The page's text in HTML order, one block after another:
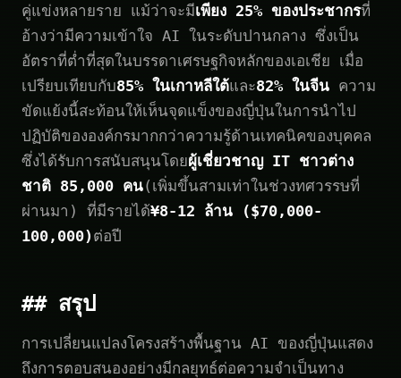
คู่แข่งหลายราย แม้ว่าจะมีเพียง 25% ของประชากรที่
อ้างว่ามีความเข้าใจ AI ในระดับปานกลาง ซึ่งเป็น
อัตราที่ต่ำที่สุดในบรรดาเศรษฐกิจหลักของเอเชีย เมื่อ
เปรียบเทียบกับ85% ในเกาหลีใต้และ82% ในจีน ความ
ขัดแย้งนี้สะท้อนให้เห็นจุดแข็งของญี่ปุ่นในการนำไป
ปฏิบัติขององค์กรมากกว่าความรู้ด้านเทคนิคของบุคคล
ซึ่งได้รับการสนับสนุนโดยผู้เชี่ยวชาญ IT ชาวต่าง
ชาติ 85,000 คน(เพิ่มขึ้นสามเท่าในช่วงทศวรรษที่
ผ่านมา) ที่มีรายได้¥8-12 ล้าน ($70,000-
100,000) ต่อปี
## สรุป
การเปลี่ยนแปลงโครงสร้างพื้นฐาน AI ของญี่ปุ่นแสดง
ถึงการตอบสนองอย่างมีกลยุทธ์ต่อความจำเป็นทาง